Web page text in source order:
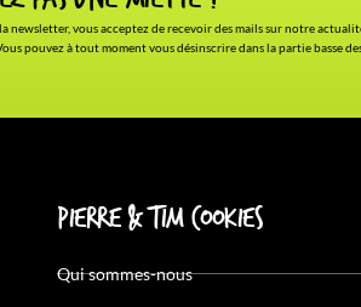
newsletter, vous acceptez de recevoir des mails sur notre
pouvez à tout moment vous désinscrire dans la partie basse
Pierre & Tim Cookies
Qui sommes-nous